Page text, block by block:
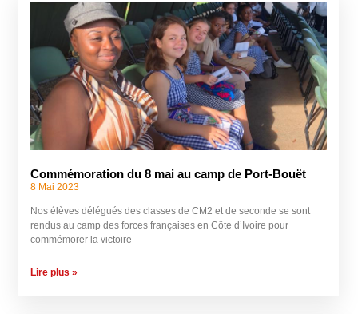
Commémoration du 8 mai au camp de Port-Bouët
8 Mai 2023
Nos élèves délégués des classes de CM2 et de seconde se sont
rendus au camp des forces françaises en Côte d’Ivoire pour
commémorer la victoire
Lire plus »